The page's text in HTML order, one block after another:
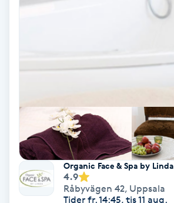
Celluliter
Coachning
Color correction
Organic Face & Spa by Linda
4.9
Råbyvägen 42, Uppsala
Tider fr. 14:45, tis 11 aug.